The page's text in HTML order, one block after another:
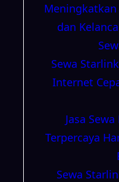
dan
Sewa
Internet
Jasa
Terpercaya
Sewa